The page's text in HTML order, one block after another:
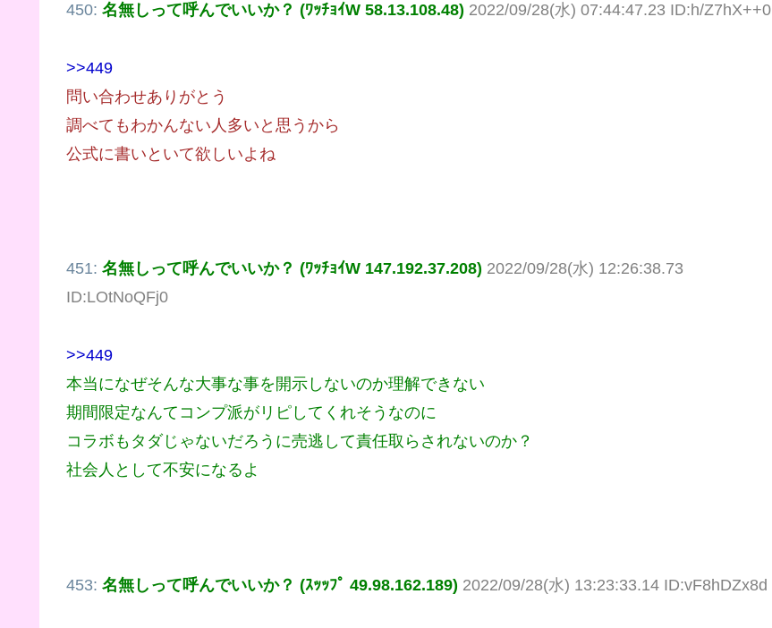
450: 名無しって呼んでいいか？ (ﾜｯﾁｮｲW 58.13.108.48) 2022/09/28(水) 07:44:47.23 ID:h/Z7hX++0
>>449
問い合わせありがとう
調べてもわかんない人多いと思うから
公式に書いといて欲しいよね
451: 名無しって呼んでいいか？ (ﾜｯﾁｮｲW 147.192.37.208) 2022/09/28(水) 12:26:38.73
ID:LOtNoQFj0
>>449
本当になぜそんな大事な事を開示しないのか理解できない
期間限定なんてコンプ派がリピしてくれそうなのに
コラボもタダじゃないだろうに売逃して責任取らされないのか？
社会人として不安になるよ
453: 名無しって呼んでいいか？ (ｽｯｯﾌﾟ 49.98.162.189) 2022/09/28(水) 13:23:33.14 ID:vF8hDZx8d